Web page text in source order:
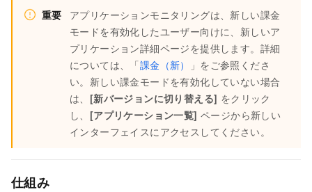
重要
アプリケーションモニタリングは、新しい課金
モードを有効化したユーザー向けに、新しいア
プリケーション詳細ページを提供します。詳細
については、「課金（新）
」をご参照くださ
い。新しい課金モードを有効化していない場合
は、 [新バージョンに切り替える] をクリック
し、 [アプリケーション一覧] ページから新しい
インターフェイスにアクセスしてください。
仕組み